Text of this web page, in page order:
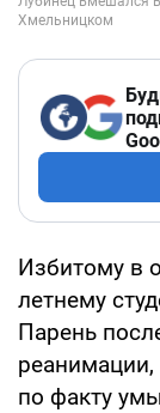
Избитому в
летнему
Парень
реанимации,
по факту